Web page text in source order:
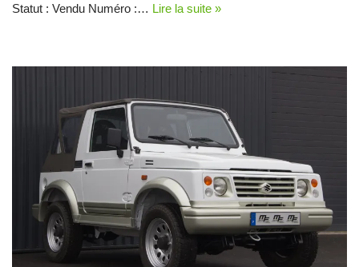
Statut : Vendu Numéro :… Lire la suite »